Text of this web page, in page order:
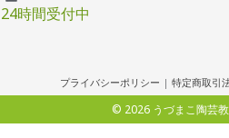
24時間受付中
プライバシーポリシー | 特定商取引
© 2026 うづまこ陶芸